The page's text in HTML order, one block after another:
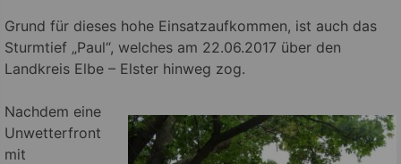
Grund für dieses hohe Einsatzaufkommen, ist auch das
Sturmtief „Paul“, welches am 22.06.2017 über den
Landkreis Elbe – Elster hinweg zog.
Nachdem eine
Unwetterfront
mit